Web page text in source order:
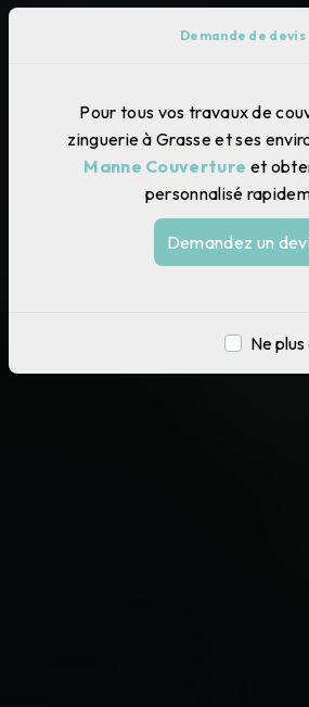
Demande de devis
Pour tous vos travaux de
zinguerie à Grasse et ses
Manne Couverture et
personnalisé
Demandez un
Ne